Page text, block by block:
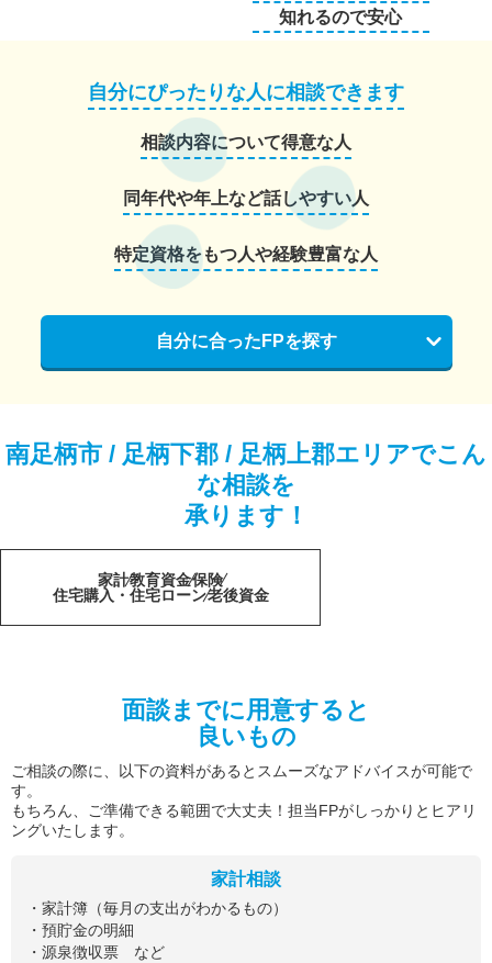
知れるので安心
自分にぴったりな人に相談できます
相談内容について得意な人
同年代や年上など話しやすい人
特定資格をもつ人や経験豊富な人
自分に合ったFPを探す
南足柄市 / 足柄下郡 / 足柄上郡エリアでこん
な相談を
承ります！
家計教育資金保険
住宅購入・住宅ローン老後資金
面談までに用意すると
良いもの
ご相談の際に、以下の資料があるとスムーズなアドバイスが可能で
す。
もちろん、ご準備できる範囲で大丈夫！担当FPがしっかりとヒアリ
ングいたします。
家計相談
・家計簿（毎月の支出がわかるもの）
・預貯金の明細
・源泉徴収票 など